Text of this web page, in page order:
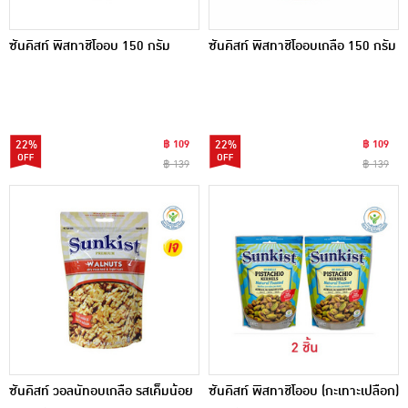
ซันคิสท์ พิสทาชิโออบ 150 กรัม
22%
฿ 109
฿ 139
ซันคิสท์ พิสทาชิโออบเกลือ 150 กรัม
22%
฿ 109
฿ 139
ซันคิสท์ วอลนัทอบเกลือ รสเค็มน้อย
ซันคิสท์ พิสทาชิโออบ (กะเทาะเปลือก)